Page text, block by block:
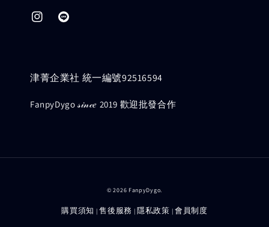
津菁企業社 統一編號92516594
FanpyDygo 𝓈𝒾𝓃𝒸𝑒 2019 歡迎批發合作
© 2026 FanpyDygo.
購買須知 |售後服務 | 隱私政策 | 會員制度